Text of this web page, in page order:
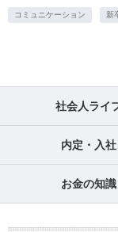
コミュニケーション 新
社会人ライ
内定・入社
お金の知識